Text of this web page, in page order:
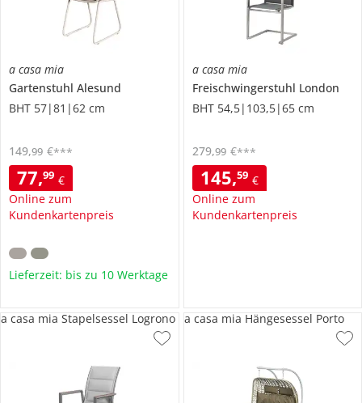
a casa mia
Gartenstuhl Alesund
BHT 57|81|62 cm
77,99 €
Online zum
Kundenkartenpreis
149,99 €***
Lieferzeit: bis zu 10 Werktage
a casa mia
Freischwingerstuhl London
BHT 54,5|103,5|65 cm
145,59 €
Online zum
Kundenkartenpreis
279,99 €***
a casa mia Stapelsessel Logrono a casa mia Hängesessel Porto